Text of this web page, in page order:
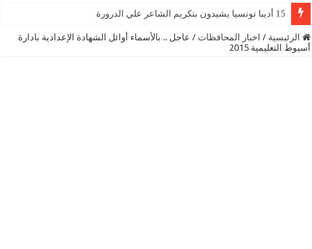
15 أديبا تونسيا يشيدون بتكريم الشاعر علي الدرورة
الرئيسية / اخبار المحافظات / عاجل .. بالأسماء أوائل الشهادة الإعدادية بادارة
أسيوط التعليمية 2015